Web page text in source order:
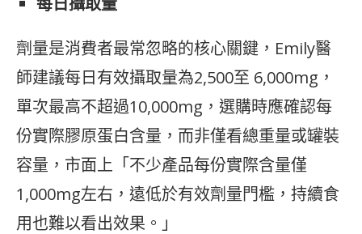
劑量是消費者最常忽略的核心關鍵，Emily醫
師建議每日有效攝取量為2,500至 6,000mg，
單次最高不超過10,000mg，選購時應確認每
份實際膠原蛋白含量，而非僅看總重量或罐裝
容量，市面上「不少產品每份實際含量僅
1,000mg左右，遠低於有效劑量門檻，持續食
用也難以看出效果。」